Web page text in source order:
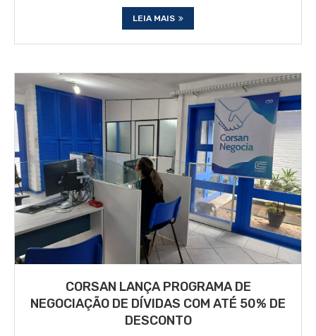
LEIA MAIS
CORSAN LANÇA PROGRAMA DE
NEGOCIAÇÃO DE DÍVIDAS COM ATÉ 50% DE
DESCONTO